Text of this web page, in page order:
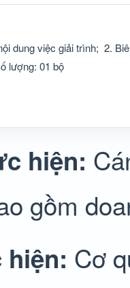
dung việc giải trình; 2.
lượng: 01 bộ
hiện:
gồm
Cơ